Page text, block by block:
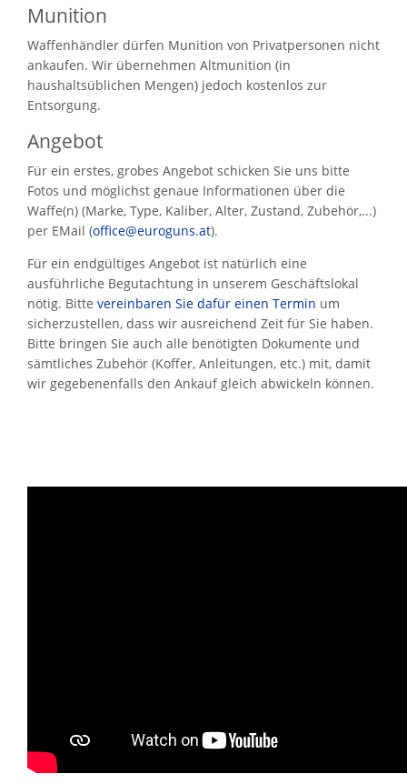
Munition
Waffenhändler dürfen Munition von Privatpersonen nicht
ankaufen. Wir übernehmen Altmunition (in
haushaltsüblichen Mengen) jedoch kostenlos zur
Entsorgung.
Angebot
Für ein erstes, grobes Angebot schicken Sie uns bitte
Fotos und möglichst genaue Informationen über die
Waffe(n) (Marke, Type, Kaliber, Alter, Zustand, Zubehör,...)
per EMail (office@euroguns.at).
Für ein endgültiges Angebot ist natürlich eine
ausführliche Begutachtung in unserem Geschäftslokal
nötig. Bitte vereinbaren Sie dafür einen Termin um
sicherzustellen, dass wir ausreichend Zeit für Sie haben.
Bitte bringen Sie auch alle benötigten Dokumente und
sämtliches Zubehör (Koffer, Anleitungen, etc.) mit, damit
wir gegebenenfalls den Ankauf gleich abwickeln können.